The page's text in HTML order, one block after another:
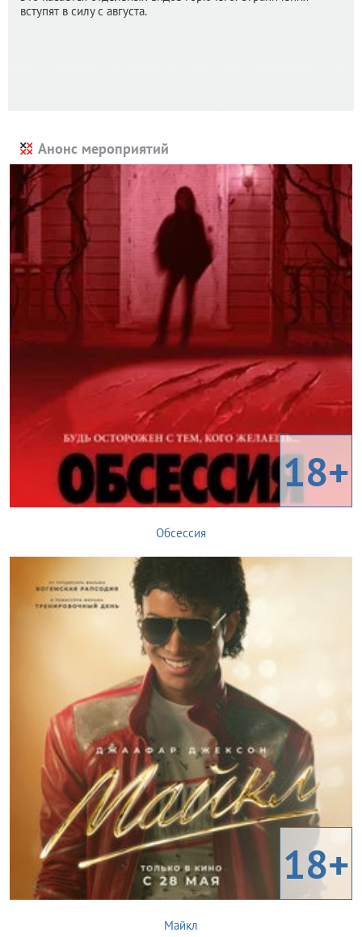
вступят в силу с августа.
Анонс мероприятий
18+
Обсессия
18+
Майкл